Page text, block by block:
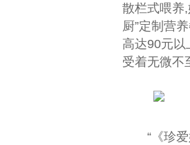
散栏式喂养
厨”定制营
高达90元
受着无微不
“《珍